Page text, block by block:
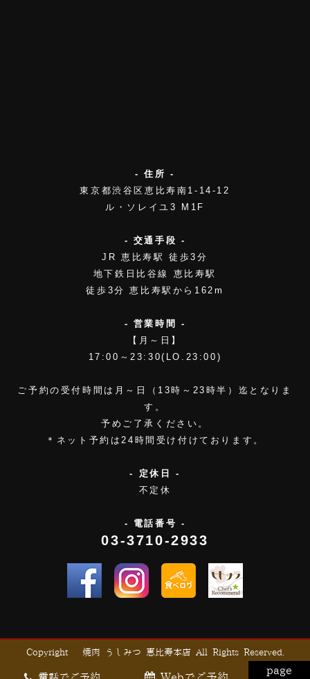
- 住所 -
東京都渋谷区恵比寿南1-14-12
ル・ソレイユ3 M1F
- 交通手段 -
JR 恵比寿駅 徒歩3分
地下鉄日比谷線 恵比寿駅
徒歩3分 恵比寿駅から162m
- 営業時間 -
【月～日】
17:00～23:30(LO.23:00)
ご予約の受付時間は月～日（13時～23時半）迄となりま
す。
予めご了承ください。
＊ネット予約は24時間受け付けております。
- 定休日 -
不定休
- 電話番号 -
03-3710-2933
Copyright © 焼肉 うしみつ 恵比寿本店 All Rights Reserved.
page